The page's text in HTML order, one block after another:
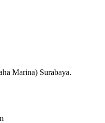
Marina) Surabaya.